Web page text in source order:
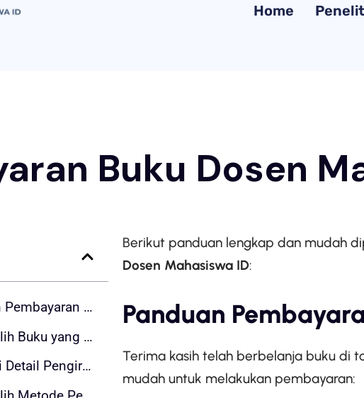
Home
Buku Dosen
Panduan Pembayaran Buku di Toko Kami
1. Pilih Buku yang Ingin Dibeli
2. Isi Detail Pengiriman
Berikut panduan lengkap dan mudah
Dosen Mahasiswa ID:
Panduan
Terima kasih telah berbelanja buku di
mudah untuk melakukan pembayaran: